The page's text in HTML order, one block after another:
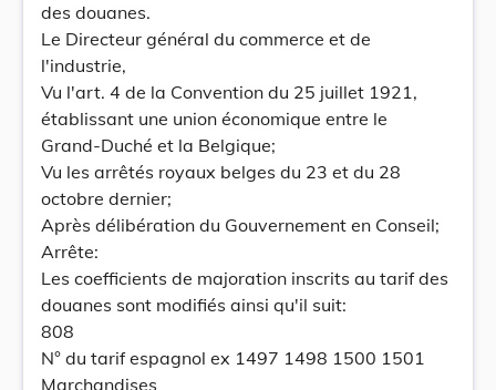
des douanes.
Le Directeur général du commerce et de
l'industrie,
Vu l'art. 4 de la Convention du 25 juillet 1921,
établissant une union économique entre le
Grand-Duché et la Belgique;
Vu les arrêtés royaux belges du 23 et du 28
octobre dernier;
Après délibération du Gouvernement en Conseil;
Arrête:
Les coefficients de majoration inscrits au tarif des
douanes sont modifiés ainsi qu'il suit:
808
N° du tarif espagnol ex 1497 1498 1500 1501
Marchandises